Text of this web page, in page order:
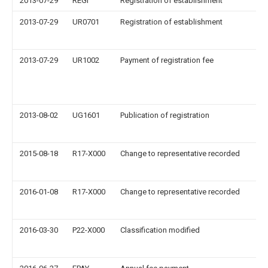
2013-07-29 UR0701 Registration of establishment
2013-07-29 UR1002 Payment of registration fee
2013-08-02 UG1601 Publication of registration
2015-08-18 R17-X000 Change to representative recorded
2016-01-08 R17-X000 Change to representative recorded
2016-03-30 P22-X000 Classification modified